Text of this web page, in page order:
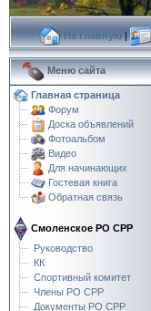
На главную|
Меню сайта
Главная страница
Форум
Доска объявлений
Фотоальбом
Видео
Для начинающих
Гостевая книга
Обратная связь
Смоленское РО СРР
Руководство
КК
Спортивный комитет
Члены РО СРР
Документы РО СРР